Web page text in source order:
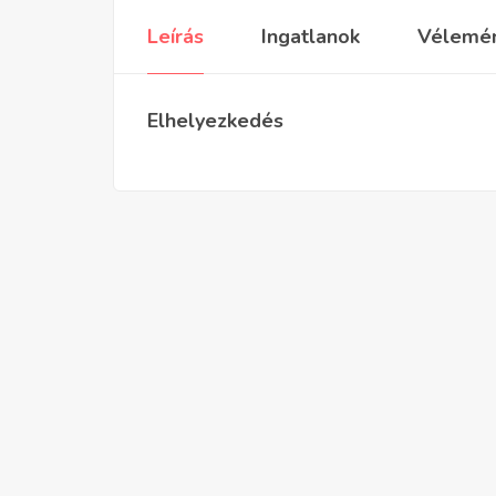
Leírás Ingatlanok
Elhelyezkedés